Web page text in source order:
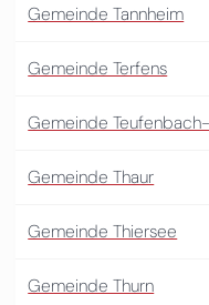
Gemeinde Tannheim
Gemeinde Terfens
Gemeinde
Gemeinde Thaur
Gemeinde Thiersee
Gemeinde Thurn